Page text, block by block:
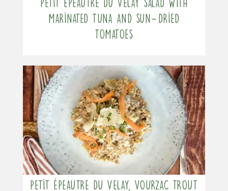
Petit Épeautre du Velay salad with
marinated tuna and sun-dried
tomatoes
Petit Épeautre du Velay, Vourzac trout